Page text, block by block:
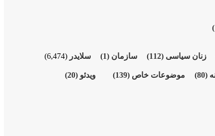
زنان سیاسی (112) سازمان (1) سلایدر (6,474)
(80) موضوعات خاص (139) ویدئو (20)